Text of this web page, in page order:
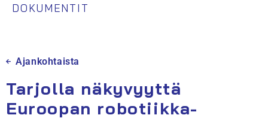
DOKUMENTIT
Ajankohtaista
Tarjolla näkyvyyttä
Euroopan robotiikka-